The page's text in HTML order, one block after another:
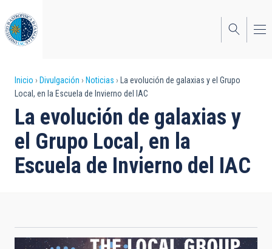
al
contenido
principal
Sobrescribir
enlaces
de
ayuda
a
Inicio Divulgación Noticias
La evolución de galaxias y el Grupo
Local, en la Escuela de Invierno del IAC
La evolución de galaxias y
el Grupo Local, en la
Escuela de Invierno del IAC